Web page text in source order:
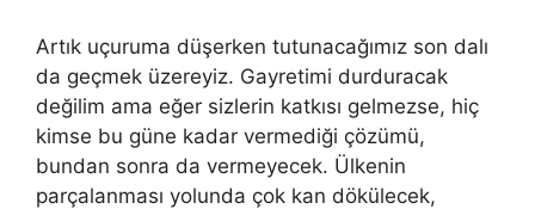
Artık uçuruma düşerken tutunacağımız son dalı
da geçmek üzereyiz. Gayretimi durduracak
değilim ama eğer sizlerin katkısı gelmezse, hiç
kimse bu güne kadar vermediği çözümü,
bundan sonra da vermeyecek. Ülkenin
parçalanması yolunda çok kan dökülecek,